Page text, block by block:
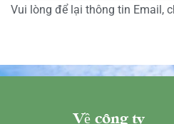
Vui lòng để lại thông tin Email,
Về công ty